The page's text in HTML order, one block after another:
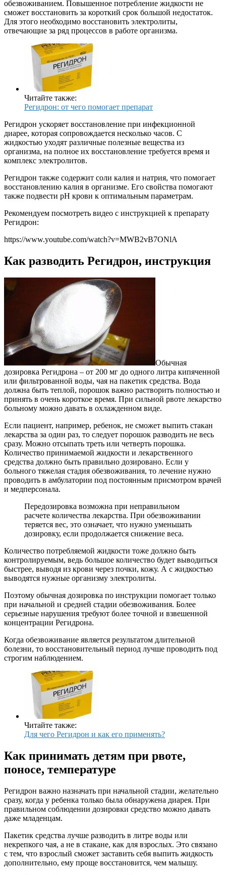
обезвоживанием. Повышенное потребление жидкости не
сможет восстановить за короткий срок большой недостаток.
Для этого необходимо восстановить электролиты,
отвечающие за ряд процессов в работе организма.
Читайте также:
Регидрон: от чего помогает препарат
Регидрон ускоряет восстановление при инфекционной
диарее, которая сопровождается несколько часов. С
жидкостью уходят различные полезные вещества из
организма, на полное их восстановление требуется время и
комплекс электролитов.
Регидрон также содержит соли калия и натрия, что помогает
восстановлению калия в организме. Его свойства помогают
также подвести рH крови к оптимальным параметрам.
Рекомендуем посмотреть видео с инструкцией к препарату
Регидрон:
https://www.youtube.com/watch?v=MWB2vB7ONlA
Как разводить Регидрон, инструкция
Обычная
дозировка Регидрона – от 200 мг до одного литра кипяченной
или фильтрованной воды, чая на пакетик средства. Вода
должна быть теплой, порошок важно растворить полностью и
принять в очень короткое время. При сильной рвоте лекарство
больному можно давать в охлажденном виде.
Если пациент, например, ребенок, не сможет выпить стакан
лекарства за один раз, то следует порошок разводить не весь
сразу. Можно отсыпать треть или четверть порошка.
Количество принимаемой жидкости и лекарственного
средства должно быть правильно дозировано. Если у
больного тяжелая стадия обезвоживания, то лечение нужно
проводить в амбулатории под постоянным присмотром врачей
и медперсонала.
Передозировка возможна при неправильном
расчете количества лекарства. При обезвоживании
теряется вес, это означает, что нужно уменьшать
дозировку, если продолжается снижение веса.
Количество потребляемой жидкости тоже должно быть
контролируемым, ведь большое количество будет выводиться
быстрее, выводя из крови через почки, кожу. А с жидкостью
выводятся нужные организму электролиты.
Поэтому обычная дозировка по инструкции помогает только
при начальной и средней стадии обезвоживания. Более
серьезные нарушения требуют более точной и взвешенной
концентрации Регидрона.
Когда обезвоживание является результатом длительной
болезни, то восстановительный период лучше проводить под
строгим наблюдением.
Читайте также:
Для чего Регидрон и как его применять?
Как принимать детям при рвоте,
поносе, температуре
Регидрон важно назначать при начальной стадии, желательно
сразу, когда у ребенка только была обнаружена диарея. При
правильном соблюдении дозировки средство можно давать
даже младенцам.
Пакетик средства лучше разводить в литре воды или
некрепкого чая, а не в стакане, как для взрослых. Это связано
с тем, что взрослый сможет заставить себя выпить жидкость
дополнительно, ему проще восстановится, чем малышу.